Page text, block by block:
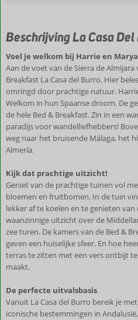
Beschrijving La Casa Del
Voel je welkom bij Harrie en
Aan de voet van de Sierra de
Breakfast La Casa del Burro. Hier
omringd door prachtige natuur.
Welkom in hun Spaanse droom. De
de hele Bed & Breakfast. Zin in een
paradijs voor wandelliefhebbers!
weg naar het bruisende Málaga, het
Almería.
Kijk dat prachtige uitzicht!
Geniet van de prachtige tuinen vol
bloemen en fruitbomen. In de tuin
lekker af te koelen en te genieten
waanzinnige uitzicht over de
zee turen. De kamers van de Bed &
geven een huiselijke sfeer. En hoe
terras te zitten met een vers ontbijt
maakt.
De perfecte uitvalsbasis
Vanuit La Casa del Burro bereik je
iconische bestemmingen in